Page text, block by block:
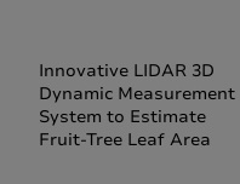
Innovative LIDAR 3D
Dynamic Measurement
System to Estimate
Fruit-Tree Leaf Area